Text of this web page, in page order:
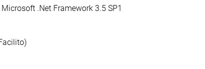
.Net Framework 3.5 SP1